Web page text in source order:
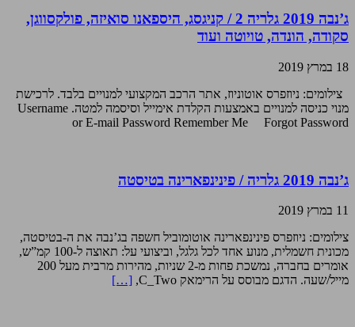
ג’נבה 2019 גלריה 2 / קניגסג, היספאנו סואיזה, פולקסווגן,
סקודה, הונדה, טויוטה ועוד
18 במרץ 2019
צילומים: ניוזפרס אוטוניוז, אתר הרכב המקצועי למנויים בלבד. לרכישת
מנוי כניסה למנויים באמצעות הקלדת אימייל וסיסמה למטה. Username
or E-mail Password Remember Me Forgot Password
ג’נבה 2019 גלריה / פינינפארינה בטיסטה
11 במרץ 2019
צילומים: ניוזפרס פינינפארינה אוטומוביל חשפה בג’נבה את ה-בטיסטה,
מכונית חשמלית, מנוע אחד לכל גלגל, וביצועי על: תאוצה ל-100 קמ”ש,
אומרים בחברה, נמשכת פחות מ-2 שניות, מהירות מרבית מעל 200
מייל/שעה. הדגם מבוסס על הרימאק C_Two,
[…]